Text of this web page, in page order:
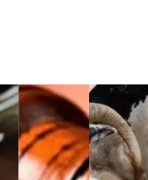
Kiralama
Servisleri
Kültür